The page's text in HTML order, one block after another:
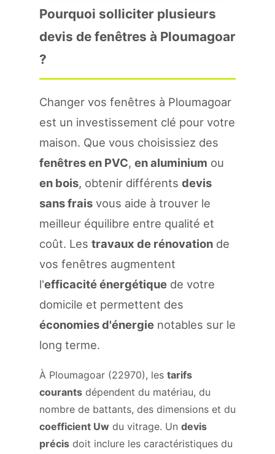
Pourquoi solliciter plusieurs
devis de fenêtres à Ploumagoar
?
Changer vos fenêtres à Ploumagoar
est un investissement clé pour votre
maison. Que vous choisissiez des
fenêtres en PVC, en aluminium ou
en bois, obtenir différents devis
sans frais vous aide à trouver le
meilleur équilibre entre qualité et
coût. Les travaux de rénovation de
vos fenêtres augmentent
l'efficacité énergétique de votre
domicile et permettent des
économies d'énergie notables sur le
long terme.
À Ploumagoar (22970), les tarifs
courants dépendent du matériau, du
nombre de battants, des dimensions et du
coefficient Uw du vitrage. Un devis
précis doit inclure les caractéristiques du